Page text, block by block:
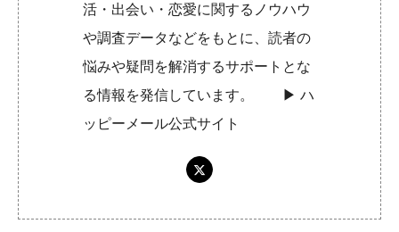
活・出会い・恋愛に関するノウハウ
や調査データなどをもとに、読者の
悩みや疑問を解消するサポートとな
る情報を発信しています。 ▶︎ハ
ッピーメール公式サイト